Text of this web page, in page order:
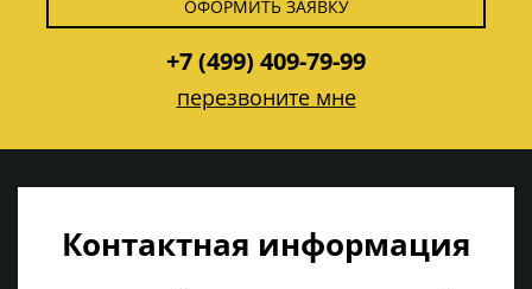
ОФОРМИТЬ ЗАЯВКУ
+7 (499) 409-79-99
перезвоните мне
Контактная информация